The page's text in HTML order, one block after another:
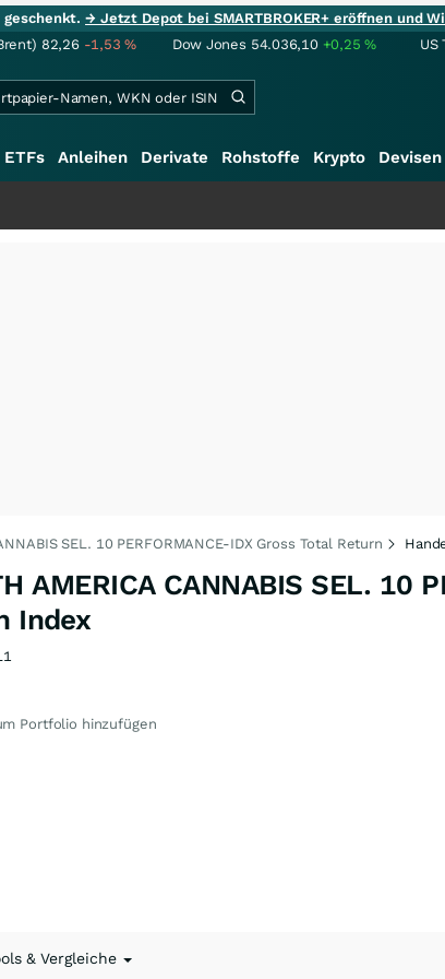
geschenkt.→ Jetzt Depot bei SMARTBROKER+ eröffnen und
82,26 -1,53% Dow Jones 54.036,10 +0,25% US
ETFs Anleihen Derivate Rohstoffe Krypto Devisen
SEL. 10 PERFORMANCE-IDX Gross Total Return
AMERICA CANNABIS SEL. 10
Index
Portfolio hinzufügen
& Vergleiche